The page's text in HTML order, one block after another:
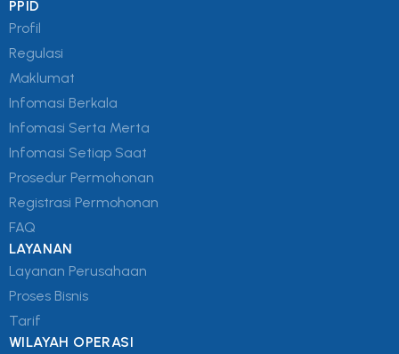
PPID
Profil
Regulasi
Maklumat
Infomasi Berkala
Infomasi Serta Merta
Infomasi Setiap Saat
Prosedur Permohonan
Registrasi Permohonan
FAQ
LAYANAN
Layanan Perusahaan
Proses Bisnis
Tarif
WILAYAH OPERASI